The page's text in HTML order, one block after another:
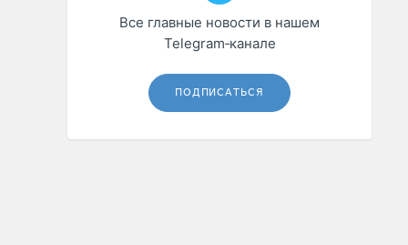
Все главные новости в нашем
Telegram‑канале
ПОДПИСАТЬСЯ